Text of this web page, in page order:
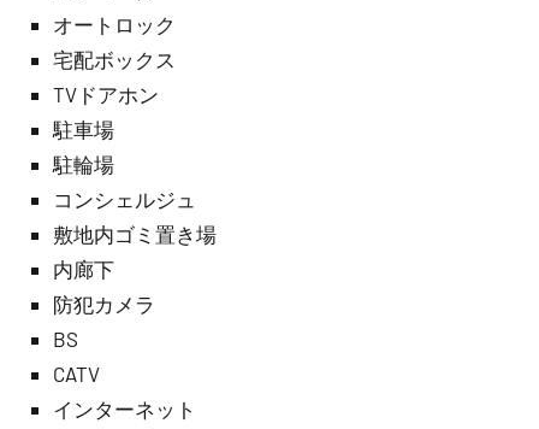
オートロック
宅配ボックス
TVドアホン
駐車場
駐輪場
コンシェルジュ
敷地内ゴミ置き場
内廊下
防犯カメラ
BS
CATV
インターネット